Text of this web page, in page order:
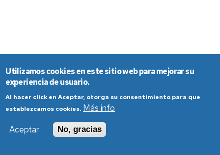
Utilizamos cookies en este sitio web para mejorar su
experiencia de usuario.
Al hacer click en Aceptar, otorga su consentimiento para que
establezcamos cookies. Más info
Aceptar
No, gracias